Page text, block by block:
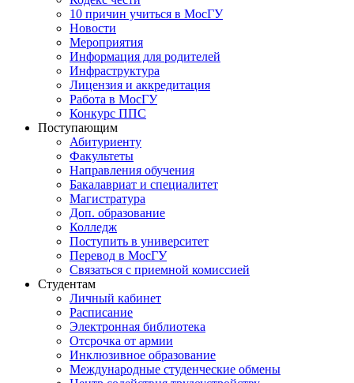
10 причин учиться в МосГУ
Новости
Мероприятия
Информация для родителей
Инфраструктура
Лицензия и аккредитация
Работа в МосГУ
Конкурс ППС
Поступающим
Абитуриенту
Факультеты
Направления обучения
Бакалавриат и специалитет
Магистратура
Доп. образование
Колледж
Поступить в университет
Перевод в МосГУ
Связаться с приемной комиссией
Студентам
Личный кабинет
Расписание
Электронная библиотека
Отсрочка от армии
Инклюзивное образование
Международные студенческие обмены